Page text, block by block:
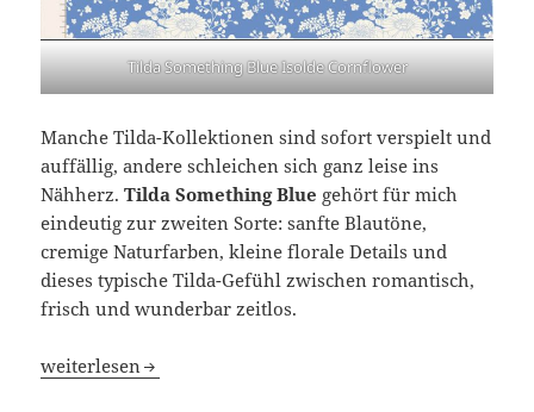
Tilda Something Blue Isolde Cornflower
Manche Tilda-Kollektionen sind sofort verspielt und
auffällig, andere schleichen sich ganz leise ins
Nähherz.Tilda Something Blue gehört für mich
eindeutig zur zweiten Sorte: sanfte Blautöne,
cremige Naturfarben, kleine florale Details und
dieses typische Tilda-Gefühl zwischen romantisch,
frisch und wunderbar zeitlos.
Tilda Something Blue: blaue Tilda-Stoffe für Patchwork,
weiterlesen